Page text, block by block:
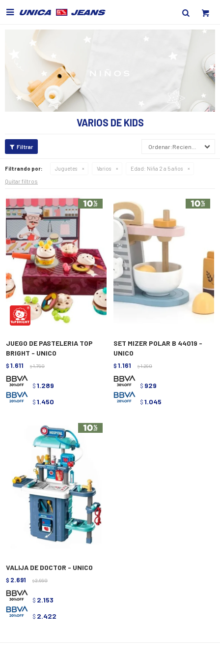

VARIOS DE KIDS
Recientes
Filtrando por: Juguetes Varios Edad: Niña 2 a 5 años
Quitar filtros
JUEGO DE PASTELERIA TOP
BRIGHT - UNICO
$ 1.611 $ 1.790
$ 1.289
$ 1.450
SET MIZER POLAR B 44019 -
UNICO
$ 1.161 $ 1.290
$ 929
$ 1.045
VALIJA DE DOCTOR - UNICO
$ 2.691 $ 2.990
$ 2.153
$ 2.422